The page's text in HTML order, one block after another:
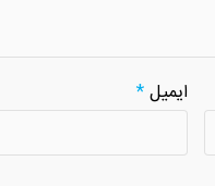
ایمیل*